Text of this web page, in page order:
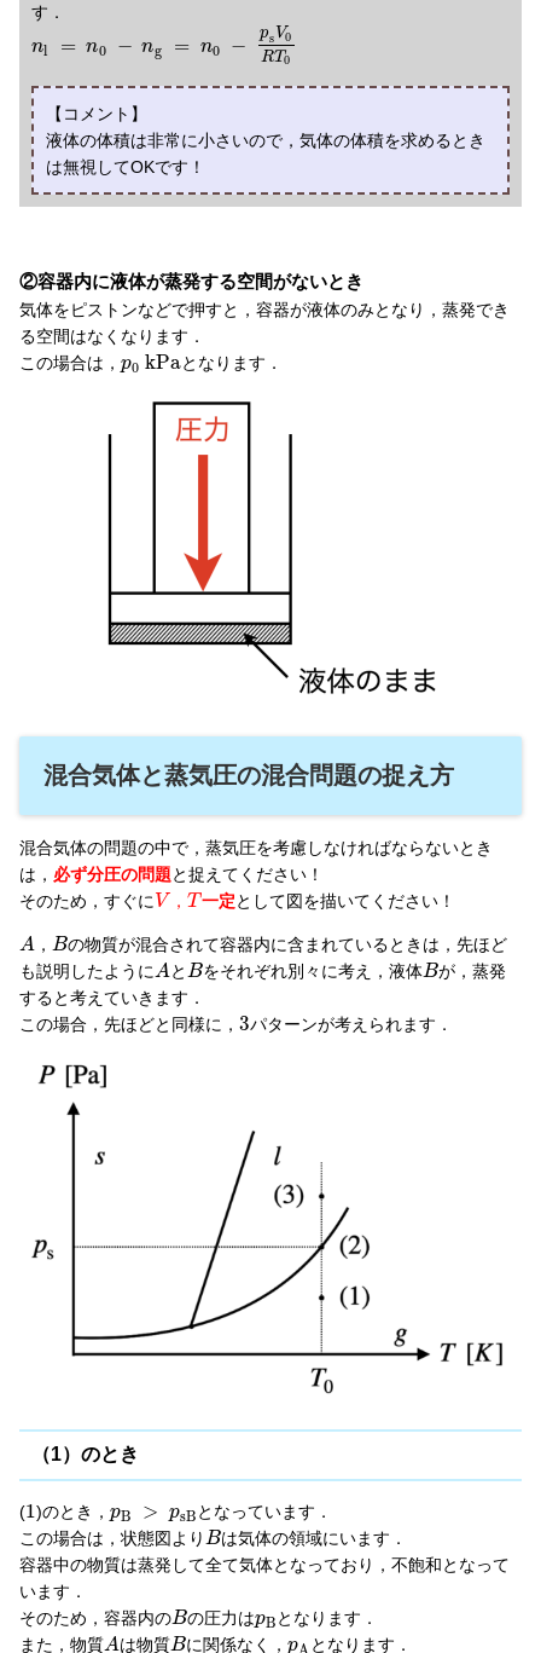
す．
nl = n0 − ng = n0 −
ps V0
RT0
【コメント】
液体の体積は非常に小さいので，気体の体積を求めるとき
は無視してOKです！
②容器内に液体が蒸発する空間がないとき
気体をピストンなどで押すと，容器が液体のみとなり，蒸発でき
る空間はなくなります．
この場合は， p0 kPaとなります．
混合気体と蒸気圧の混合問題の捉え方
混合気体の問題の中で，蒸気圧を考慮しなければならないとき
は， 必ず分圧の問題と捉えてください！
そのため，すぐに V ，T一定として図を描いてください！
A ， Bの物質が混合されて容器内に含まれているときは，先ほど
も説明したようにAとBをそれぞれ別々に考え，液体Bが，蒸発
すると考えていきます．
この場合，先ほどと同様に， 3パターンが考えられます．
（1）のとき
(1)のとき，pB > psB となっています．
この場合は，状態図よりBは気体の領域にいます．
容器中の物質は蒸発して全て気体となっており，不飽和となって
います．
そのため，容器内のBの圧力はpB となります．
また，物質Aは物質Bに関係なく，pA となります．